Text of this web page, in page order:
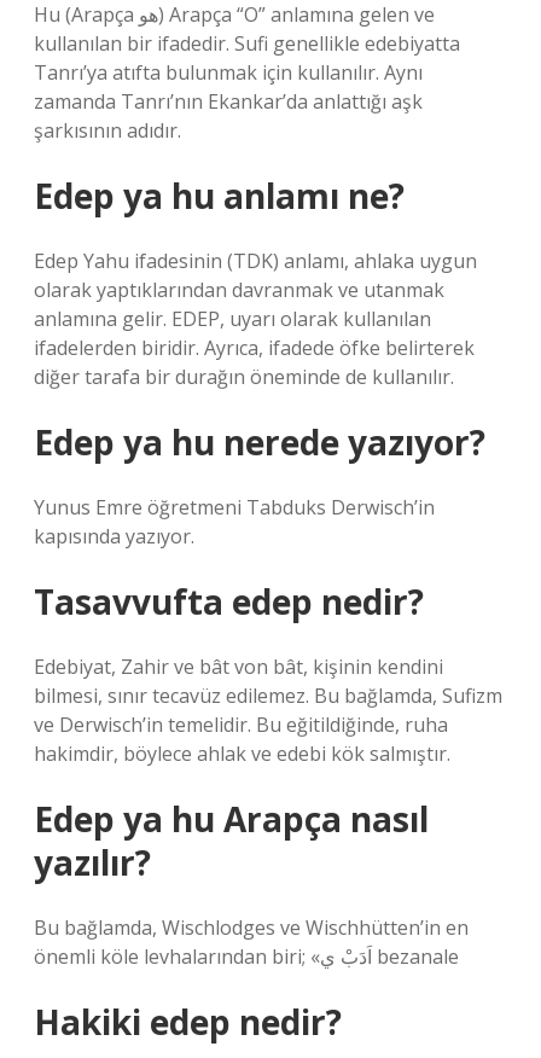
Hu (Arapça هو) Arapça “O” anlamına gelen ve
kullanılan bir ifadedir. Sufi genellikle edebiyatta
Tanrı’ya atıfta bulunmak için kullanılır. Aynı
zamanda Tanrı’nın Ekankar’da anlattığı aşk
şarkısının adıdır.
Edep ya hu anlamı ne?
Edep Yahu ifadesinin (TDK) anlamı, ahlaka uygun
olarak yaptıklarından davranmak ve utanmak
anlamına gelir. EDEP, uyarı olarak kullanılan
ifadelerden biridir. Ayrıca, ifadede öfke belirterek
diğer tarafa bir durağın öneminde de kullanılır.
Edep ya hu nerede yazıyor?
Yunus Emre öğretmeni Tabduks Derwisch’in
kapısında yazıyor.
Tasavvufta edep nedir?
Edebiyat, Zahir ve bât von bât, kişinin kendini
bilmesi, sınır tecavüz edilemez. Bu bağlamda, Sufizm
ve Derwisch’in temelidir. Bu eğitildiğinde, ruha
hakimdir, böylece ahlak ve edebi kök salmıştır.
Edep ya hu Arapça nasıl
yazılır?
Bu bağlamda, Wischlodges ve Wischhütten’in en
önemli köle levhalarından biri; «اَدَبْ ي bezanale
Hakiki edep nedir?